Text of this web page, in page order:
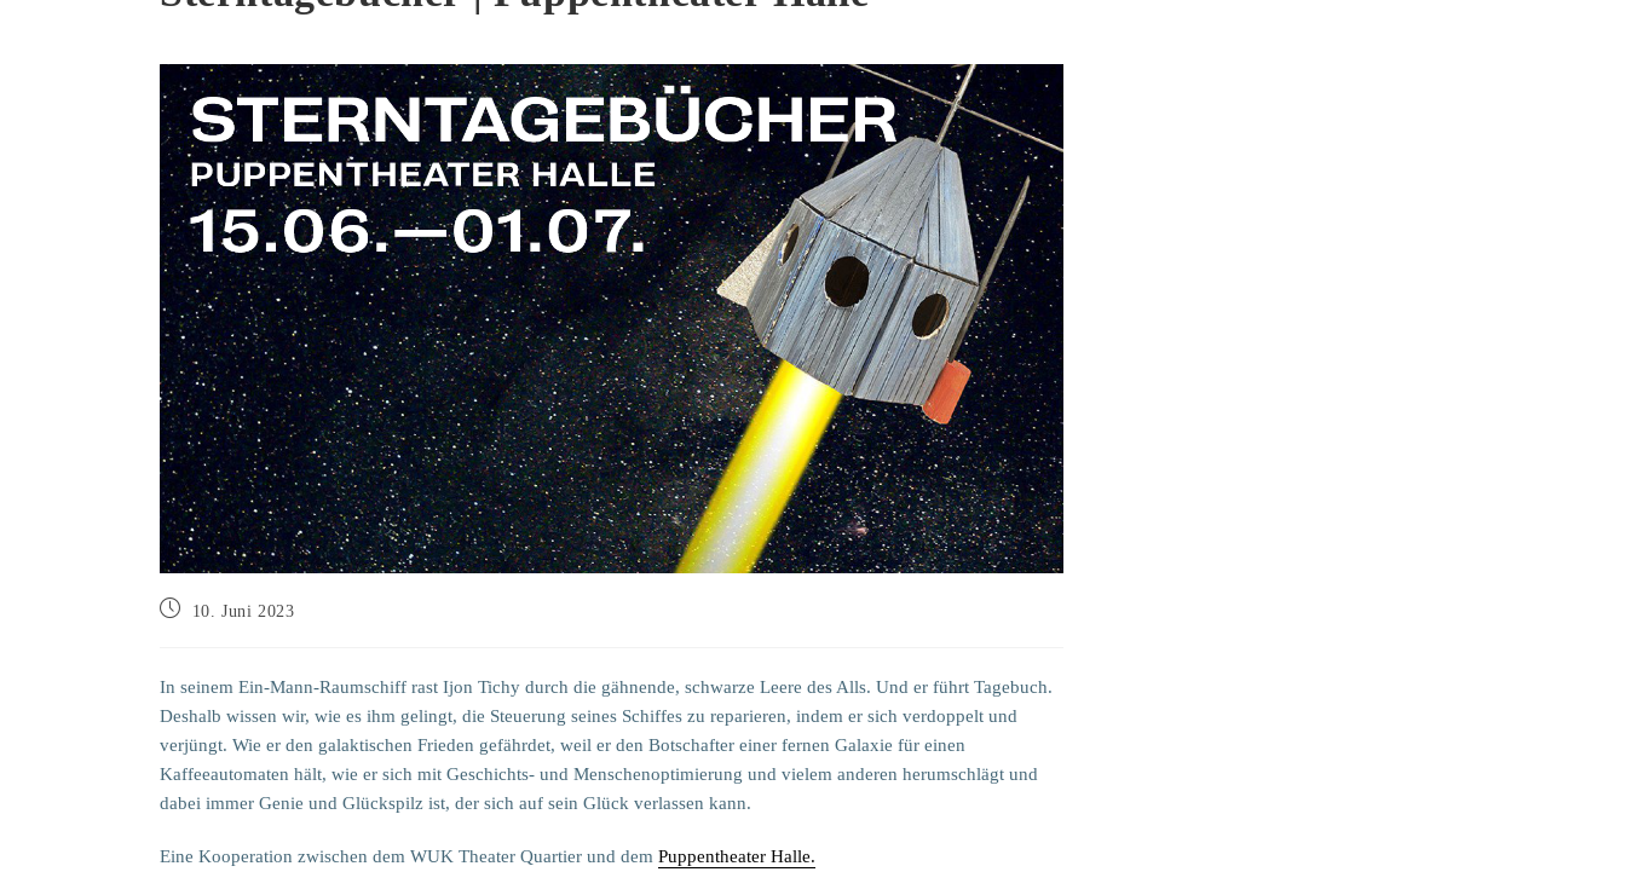
Beitrag10. Juni 2023
In seinem Ein-Mann-Raumschiff rast Ijon Tichy durch die gähnende, schwarze Leere des Alls. Und er führt Tagebuch.
Deshalb wissen wir, wie es ihm gelingt, die Steuerung seines Schiffes zu reparieren, indem er sich verdoppelt und
verjüngt. Wie er den galaktischen Frieden gefährdet, weil er den Botschafter einer fernen Galaxie für einen
Kaffeeautomaten hält, wie er sich mit Geschichts- und Menschenoptimierung und vielem anderen herumschlägt und
dabei immer Genie und Glückspilz ist, der sich auf sein Glück verlassen kann.
Eine Kooperation zwischen dem WUK Theater Quartier und dem Puppentheater Halle.